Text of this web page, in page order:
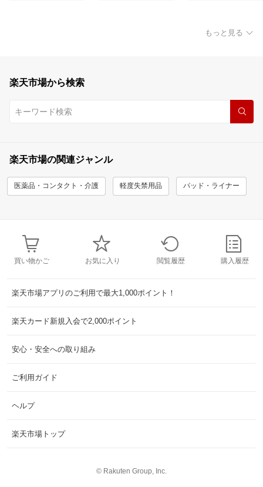
もっと見る
楽天市場から検索
楽天市場の関連ジャンル
医薬品・コンタクト・介護 軽度失禁用品 パッド・ライナー
買い物かご お気に入り 閲覧履歴 購入履歴
楽天市場アプリのご利用で最大1,000ポイント！
楽天カード新規入会で2,000ポイント
安心・安全への取り組み
ご利用ガイド
ヘルプ
楽天市場トップ
© Rakuten Group, Inc.